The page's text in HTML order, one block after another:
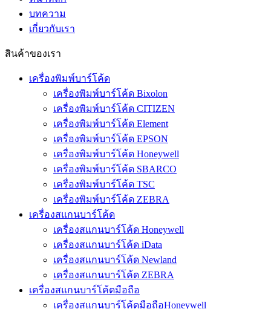
บทความ
เกี่ยวกับเรา
สินค้าของเรา
เครื่องพิมพ์บาร์โค้ด
เครื่องพิมพ์บาร์โค้ด Bixolon
เครื่องพิมพ์บาร์โค้ด CITIZEN
เครื่องพิมพ์บาร์โค้ด Element
เครื่องพิมพ์บาร์โค้ด EPSON
เครื่องพิมพ์บาร์โค้ด Honeywell
เครื่องพิมพ์บาร์โค้ด SBARCO
เครื่องพิมพ์บาร์โค้ด TSC
เครื่องพิมพ์บาร์โค้ด ZEBRA
เครื่องสแกนบาร์โค้ด
เครื่องสแกนบาร์โค้ด Honeywell
เครื่องสแกนบาร์โค้ด iData
เครื่องสแกนบาร์โค้ด Newland
เครื่องสแกนบาร์โค้ด ZEBRA
เครื่องสแกนบาร์โค้ดมือถือ
เครื่องสแกนบาร์โค้ดมือถือHoneywell